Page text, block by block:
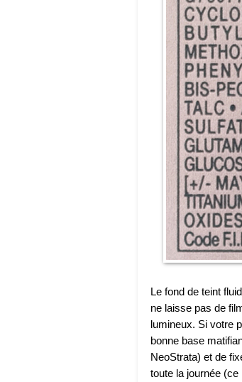
Le fond de teint
ne laisse pas de
lumineux. Si votre
bonne base
NeoStrata) et de
toute la journée